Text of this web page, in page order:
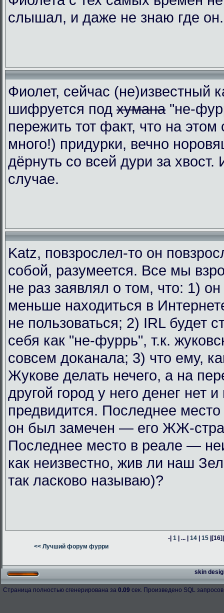
слышал, и даже не знаю где он.
Фиолет, сейчас (не)известный
шифруется под хумана "не-
пережить тот факт, что на этом
много!) придурки, вечно
дёрнуть со всей дури за
случае.
Katz, повзрослел-то он
собой, разумеется. Все мы
не раз заявлял о том, что: 1)
меньше находиться в
не пользоваться; 2) IRL будет
себя как "не-фуррь", т.к.
совсем доканала; 3) что ему,
Жукове делать нечего, а на
другой город у него денег нет
предвидится. Последнее место
он был замечен — его ЖЖ-
Последнее место в реале —
как неизвестно, жив ли наш
так ласково называю)?
-| 1 | ... | 14 | 15 |[16]
<< Лучший форум фурри
skin
Страница полностью сгенерирована за 0.09 сек. Произведено SQL